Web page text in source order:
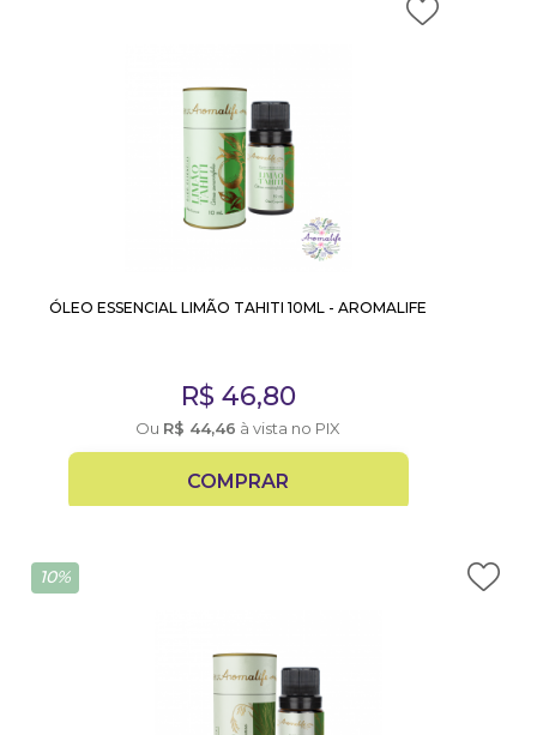
ÓLEO ESSENCIAL LIMÃO TAHITI 10ML - AROMALIFE
R$ 46,80
Ou R$ 44,46 à vista no PIX
COMPRAR
10%